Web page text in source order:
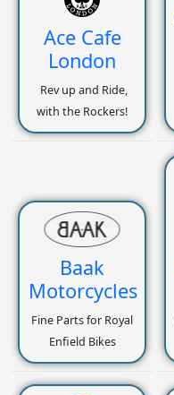
Ace Cafe
London
Rev up and Ride,
with the Rockers!
Baak
Motorcycles
Fine Parts for Royal
Enfield Bikes